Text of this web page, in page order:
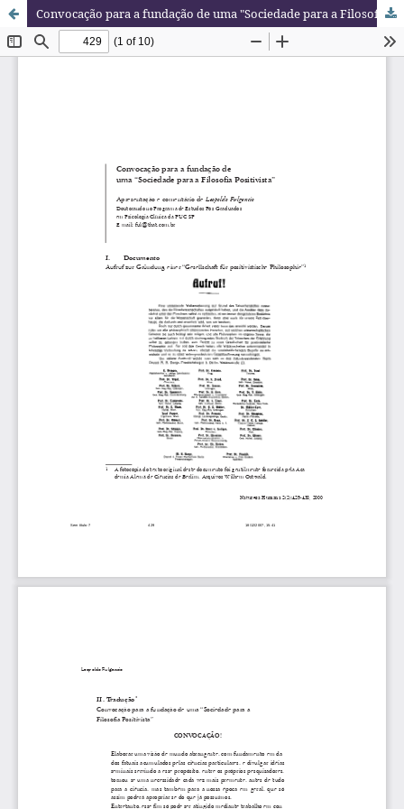
Convocação para a fundação de uma "Sociedade para a Filosofia Positivista"